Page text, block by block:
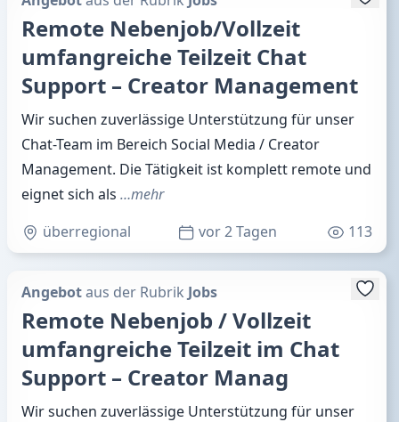
Remote Nebenjob/Vollzeit
umfangreiche Teilzeit Chat
Support – Creator Management
Wir suchen zuverlässige Unterstützung für unser
Chat-Team im Bereich Social Media / Creator
Management. Die Tätigkeit ist komplett remote und
eignet sich als …mehr
überregional
vor 2 Tagen 113
Angebotaus der Rubrik Jobs
Remote Nebenjob / Vollzeit
umfangreiche Teilzeit im Chat
Support – Creator Manag
Wir suchen zuverlässige Unterstützung für unser